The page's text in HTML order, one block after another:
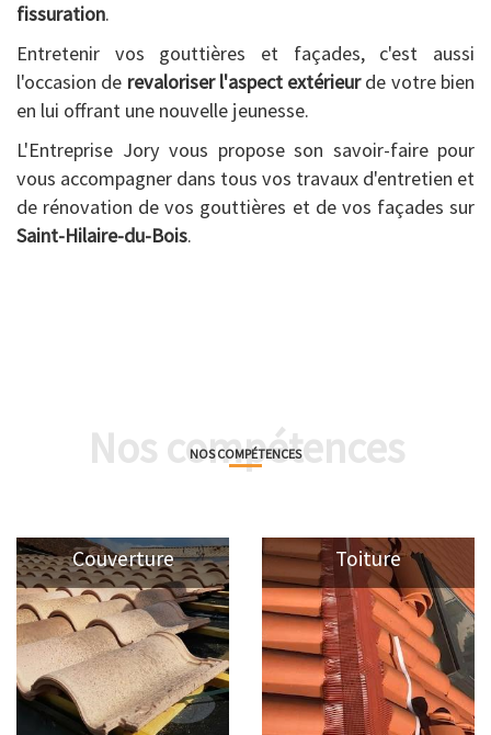
fissuration.
Entretenir vos gouttières et façades, c'est aussi
l'occasion de revaloriser l'aspect extérieurde votre bien
en lui offrant une nouvelle jeunesse.
L'Entreprise Jory vous propose son savoir-faire pour
vous accompagner dans tous vos travaux d'entretien et
de rénovation de vos gouttières et de vos façades sur
Saint-Hilaire-du-Bois.
Nos compétences
NOS COMPÉTENCES
Couverture Toiture